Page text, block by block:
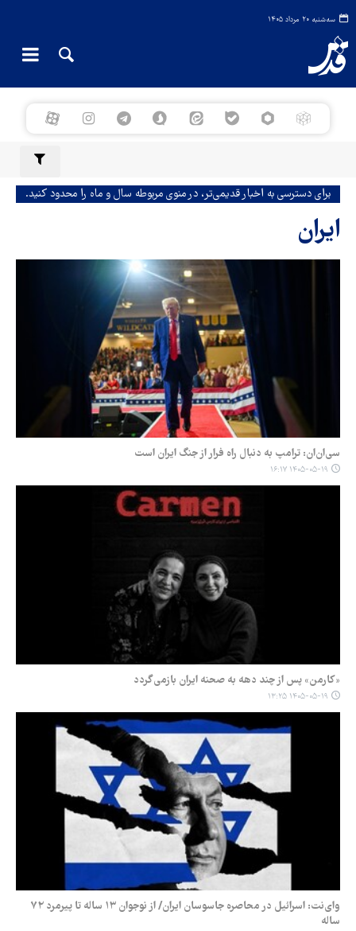
سه‌شنبه ۲۰ مرداد ۱۴۰۵
برای دسترسی به اخبار قدیمی‌تر، در منوی مربوطه سال و ماه را محدود کنید.
ایران
سی‌ان‌ان: ترامپ به دنبال راه فرار از جنگ ایران است
۱۴۰۵-۰۵-۱۹ ۱۶:۱۷
«کارمن» پس از چند دهه به صحنه ایران بازمی‌گردد
۱۴۰۵-۰۵-۱۹ ۱۳:۲۵
وای‌نت: اسرائیل در محاصره جاسوسان ایران/ از نوجوان ۱۳ ساله تا پیرمرد ۷۲
ساله